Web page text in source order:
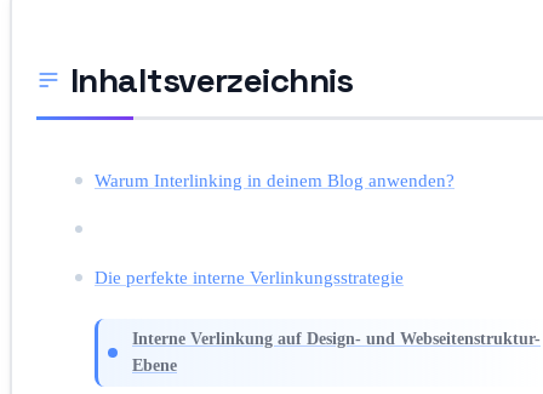
Inhaltsverzeichnis
Warum Interlinking in deinem Blog anwenden?
Die perfekte interne Verlinkungsstrategie
Interne Verlinkung auf Design- und Webseitenstruktur-
Ebene